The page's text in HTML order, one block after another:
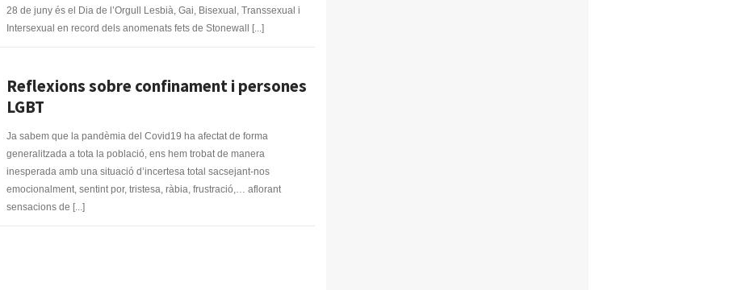
28 de juny és el Dia de l’Orgull Lesbià, Gai, Bisexual, Transsexual i
Intersexual en record dels anomenats fets de Stonewall [...]
Reflexions sobre confinament i persones
LGBT
Ja sabem que la pandèmia del Covid19 ha afectat de forma
generalitzada a tota la població, ens hem trobat de manera
inesperada amb una situació d’incertesa total sacsejant-nos
emocionalment, sentint por, tristesa, ràbia, frustració,… aflorant
sensacions de [...]